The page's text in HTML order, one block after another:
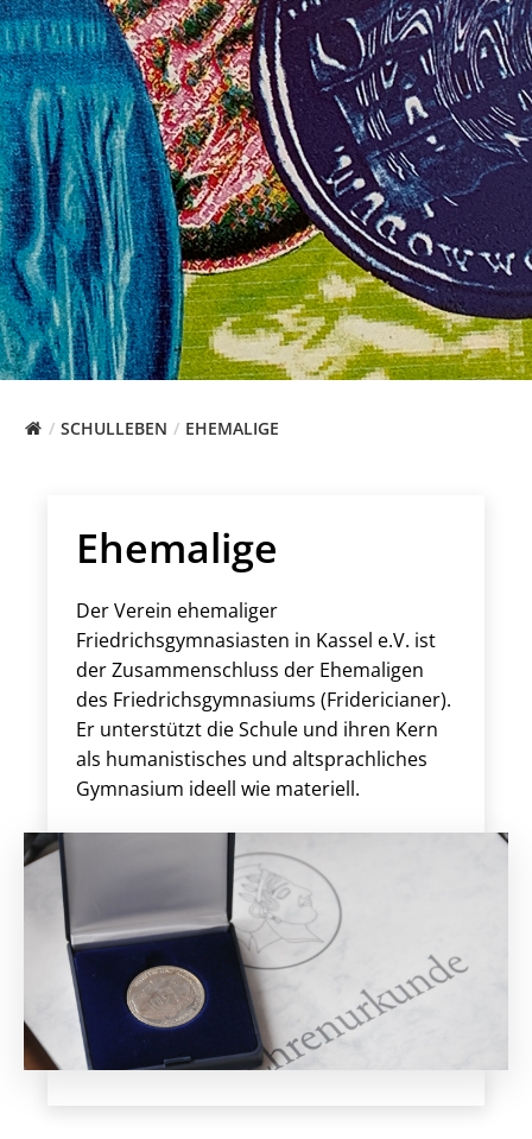
SCHULLEBEN EHEMALIGE
Ehemalige
Der Verein ehemaliger
Friedrichsgymnasiasten in Kassel e.V. ist
der Zusammenschluss der Ehe­ma­ligen
des Friedrichsgymnasiums (Fridericianer).
Er unterstützt die Schule und ihren Kern
als hu­ma­nis­tisches und altsprachliches
Gymnasium ideell wie materiell.